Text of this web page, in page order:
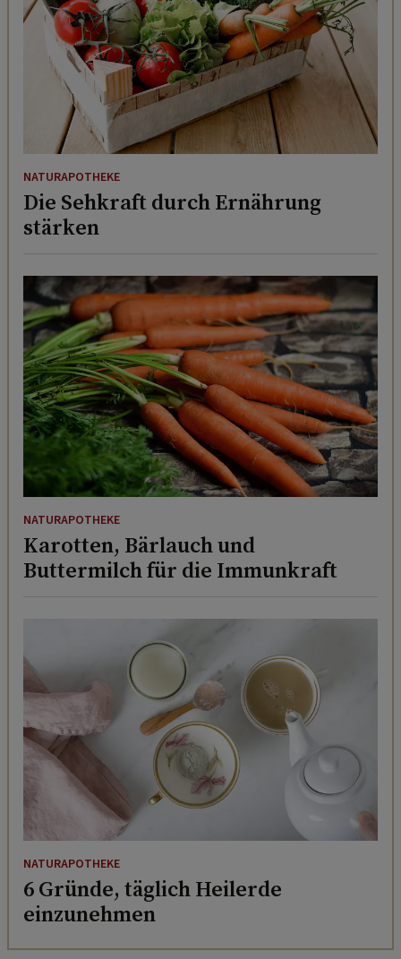
NATURAPOTHEKE
Die Sehkraft durch Ernährung
stärken
NATURAPOTHEKE
Karotten, Bärlauch und
Buttermilch für die Immunkraft
NATURAPOTHEKE
6 Gründe, täglich Heilerde
einzunehmen